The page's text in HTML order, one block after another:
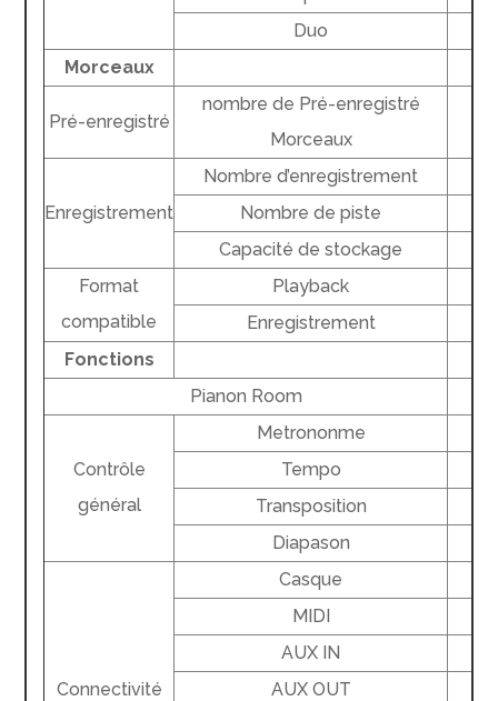
Duo
Morceaux
Pré-enregistré
nombre de Pré-enregistré
Morceaux
Enregistrement
Nombre d’enregistrement
Nombre de piste
Capacité de stockage
Format
compatible
Playback
Enregistrement
Fonctions
Pianon Room
Contrôle
général
Metrononme
Tempo
Transposition
Diapason
Connectivité
Casque
MIDI
AUX IN
AUX OUT